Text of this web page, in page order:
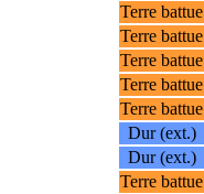
Terre battue
Terre battue
Terre battue
Terre battue
Terre battue
Dur (ext.)
Dur (ext.)
Terre battue